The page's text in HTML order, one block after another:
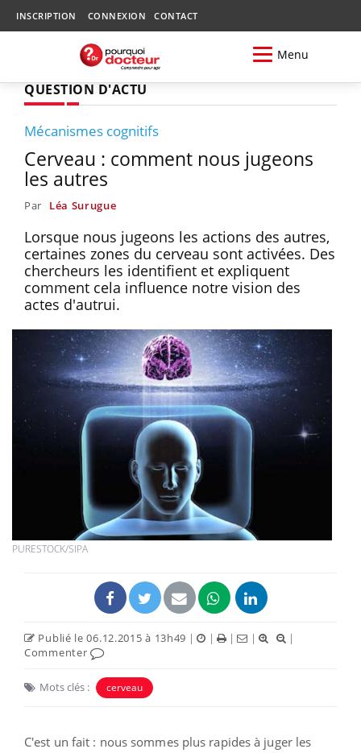
INSCRIPTION CONNEXION CONTACT
Menu
QUESTION D'ACTU
Mécanismes cognitifs
Cerveau : comment nous jugeons
les autres
Par Léa Surugue
Lorsque nous jugeons les actions des autres,
certaines zones du cerveau sont activées. Des
chercheurs les identifient et expliquent
comment cela influence notre vision des
actes d'autrui.
PURESTOCK/SIPA
Publié le 06.12.2015 à 13h49 | | | |
|
Commenter
Mots clés : cerveau
C'est un fait : nous sommes plus rapides à juger les